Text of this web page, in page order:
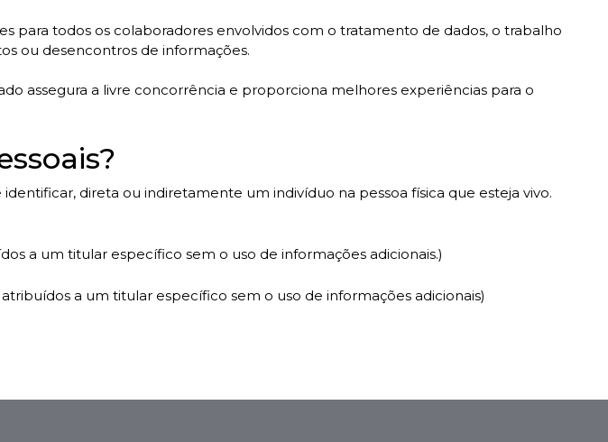
para todos os colaboradores envolvidos com o tratamento de dados, o trabalho
ou desencontros de informações.
assegura a livre concorrência e proporciona melhores experiências para o
direta ou indiretamente um indivíduo na pessoa física que esteja vivo.
a um titular específico sem o uso de informações adicionais.)
a um titular específico sem o uso de informações adicionais)